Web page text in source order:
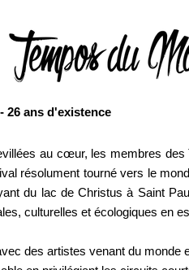
26 ans d'existence
au cœur, les membres
résolument tourné vers le
du lac de Christus à Saint
culturelles et écologiques en
des artistes venant du monde